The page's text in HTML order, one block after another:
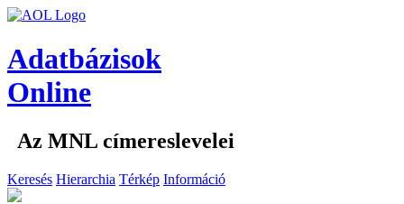
Adatbázisok
Online
Az MNL címereslevelei
Keresés Hierarchia Térkép Információ